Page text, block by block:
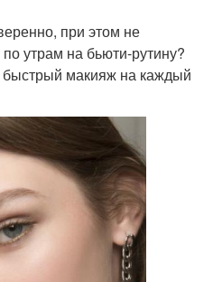
при этом не
утрам на бьюти-рутину?
быстрый макияж на каждый